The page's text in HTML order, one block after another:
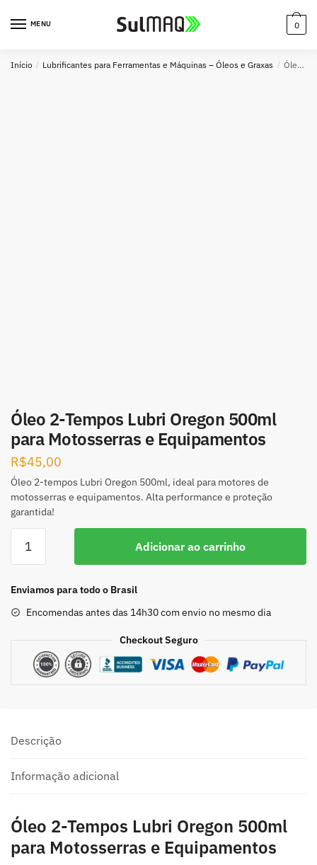
MENU 0
Início / Lubrificantes para Ferramentas e Máquinas – Óleos e Graxas / Óleo 2-Tempos Lubri Oregon 500ml para Motosserras e Equipamentos
Óleo 2-Tempos Lubri Oregon 500ml
para Motosserras e Equipamentos
R$45,00
Óleo 2-tempos Lubri Oregon 500ml, ideal para motores de
motosserras e equipamentos. Alta performance e proteção
garantida!
Adicionar ao carrinho
Enviamos para todo o Brasil
Encomendas antes das 14h30 com envio no mesmo dia
Checkout Seguro
Descrição
Informação adicional
Óleo 2-Tempos Lubri Oregon 500ml
para Motosserras e Equipamentos